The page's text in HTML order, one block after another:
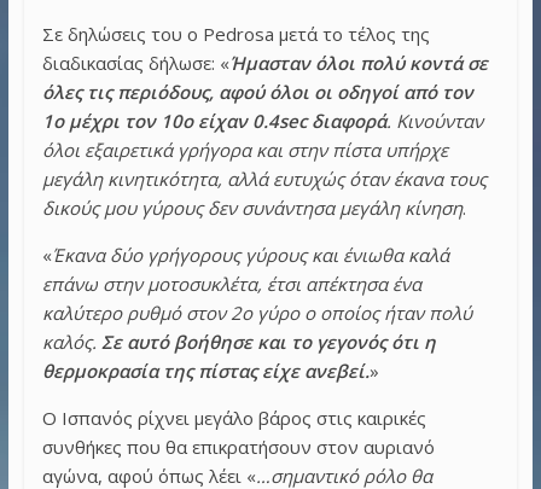
Σε δηλώσεις του ο Pedrosa μετά το τέλος της
διαδικασίας δήλωσε: «Ήμασταν όλοι πολύ κοντά σε
όλες τις περιόδους, αφού όλοι οι οδηγοί από τον
1ο μέχρι τον 10ο είχαν 0.4sec διαφορά. Κινούνταν
όλοι εξαιρετικά γρήγορα και στην πίστα υπήρχε
μεγάλη κινητικότητα, αλλά ευτυχώς όταν έκανα τους
δικούς μου γύρους δεν συνάντησα μεγάλη κίνηση.
«Έκανα δύο γρήγορους γύρους και ένιωθα καλά
επάνω στην μοτοσυκλέτα, έτσι απέκτησα ένα
καλύτερο ρυθμό στον 2ο γύρο ο οποίος ήταν πολύ
καλός. Σε αυτό βοήθησε και το γεγονός ότι η
θερμοκρασία της πίστας είχε ανεβεί.»
Ο Ισπανός ρίχνει μεγάλο βάρος στις καιρικές
συνθήκες που θα επικρατήσουν στον αυριανό
αγώνα, αφού όπως λέει «…σημαντικό ρόλο θα